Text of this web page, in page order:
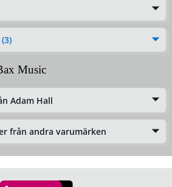
Music
Adam Hall
från andra varumärken